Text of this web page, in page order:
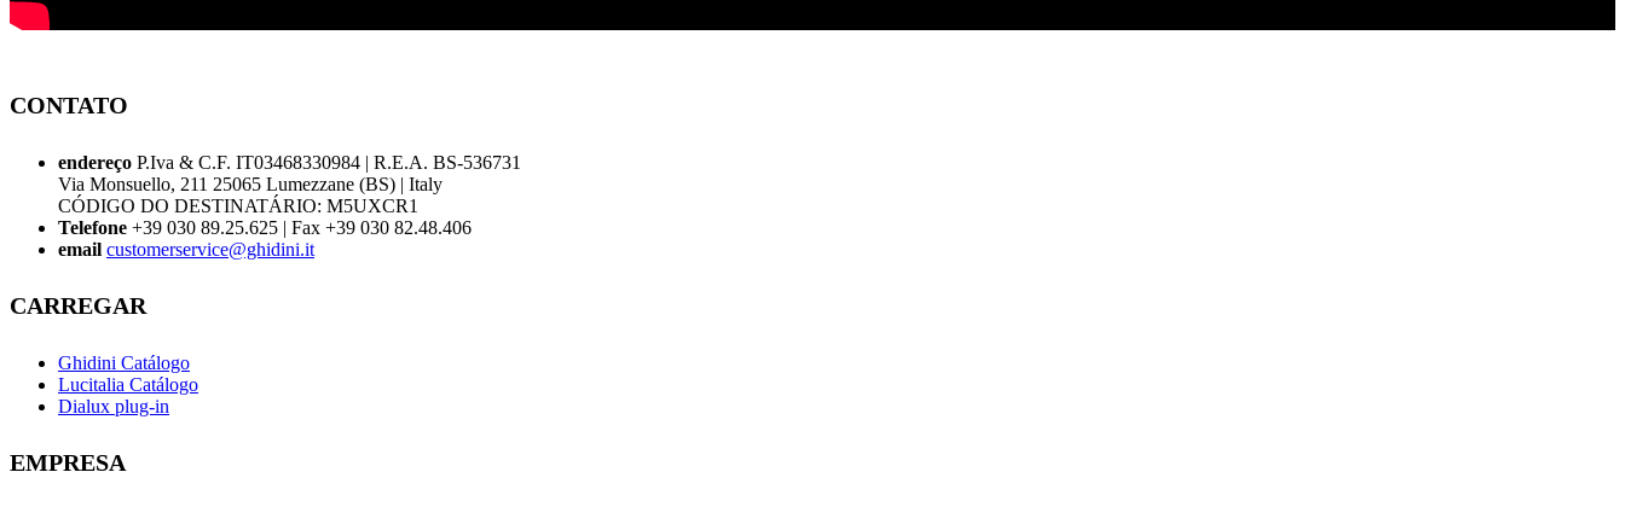
CONTATO
endereço P.Iva & C.F. IT03468330984 | R.E.A. BS-536731
Via Monsuello, 211 25065 Lumezzane (BS) | Italy
CÓDIGO DO DESTINATÁRIO: M5UXCR1
Telefone +39 030 89.25.625 | Fax +39 030 82.48.406
email customerservice@ghidini.it
CARREGAR
Ghidini Catálogo
Lucitalia Catálogo
Dialux plug-in
EMPRESA